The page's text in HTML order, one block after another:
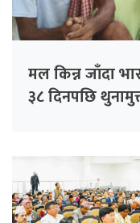
मल किन्न जाँदा
३८ दिनपछि